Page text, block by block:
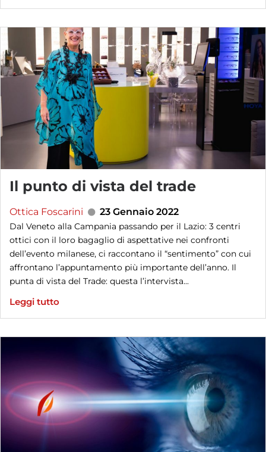
Il punto di vista del trade
Ottica Foscarini 23 Gennaio 2022
Dal Veneto alla Campania passando per il Lazio: 3 centri
ottici con il loro bagaglio di aspettative nei confronti
dell’evento milanese, ci raccontano il “sentimento” con cui
affrontano l’appuntamento più importante dell’anno. Il
punta di vista del Trade: questa l’intervista...
Leggi tutto